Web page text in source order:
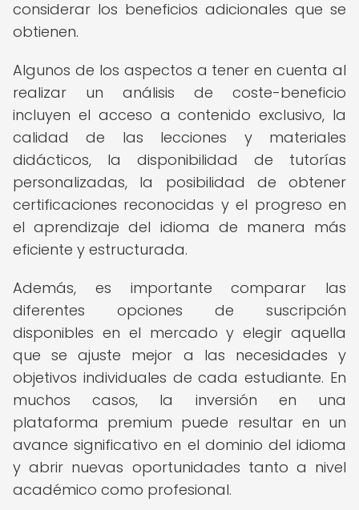
considerar los beneficios adicionales que se
obtienen.
Algunos de los aspectos a tener en cuenta al
realizar un análisis de coste-beneficio
incluyen el acceso a contenido exclusivo, la
calidad de las lecciones y materiales
didácticos, la disponibilidad de tutorías
personalizadas, la posibilidad de obtener
certificaciones reconocidas y el progreso en
el aprendizaje del idioma de manera más
eficiente y estructurada.
Además, es importante comparar las
diferentes opciones de suscripción
disponibles en el mercado y elegir aquella
que se ajuste mejor a las necesidades y
objetivos individuales de cada estudiante. En
muchos casos, la inversión en una
plataforma premium puede resultar en un
avance significativo en el dominio del idioma
y abrir nuevas oportunidades tanto a nivel
académico como profesional.